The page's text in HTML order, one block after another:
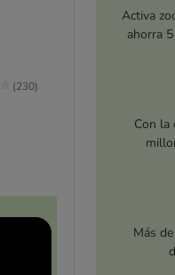
(230)
Activa
ahorra
Con la
Más